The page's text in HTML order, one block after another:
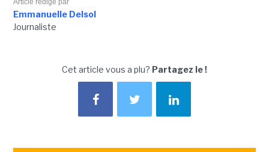
Emmanuelle Delsol
Journaliste
Cet article vous a plu? Partagez le !